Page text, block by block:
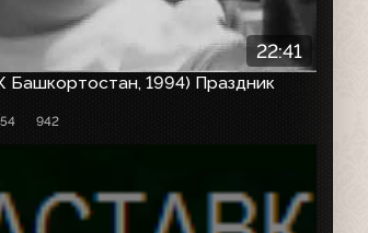
22:41
Башкортостан, 1994) Праздник
942